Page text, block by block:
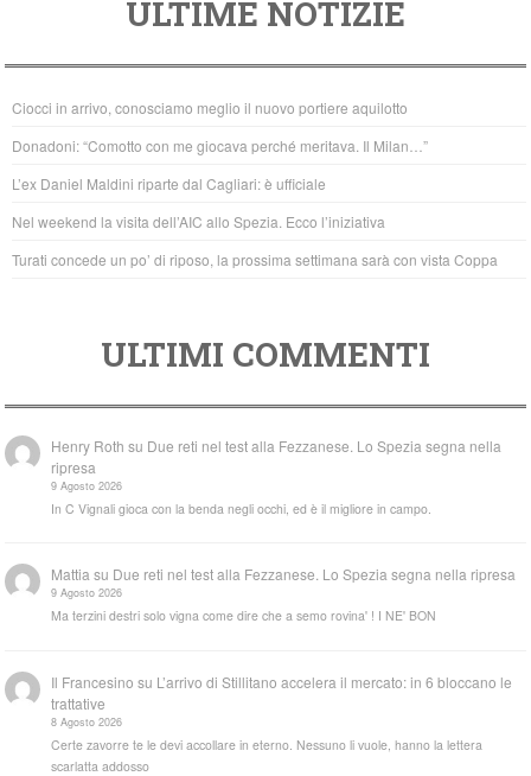
e
b
o
o
k
er
at
s
A
p
p
ULTIME NOTIZIE
Ciocci in arrivo, conosciamo meglio il nuovo portiere aquilotto
Donadoni: “Comotto con me giocava perché meritava. Il Milan…”
L’ex Daniel Maldini riparte dal Cagliari: è ufficiale
Nel weekend la visita dell’AIC allo Spezia. Ecco l’iniziativa
Turati concede un po’ di riposo, la prossima settimana sarà con vista Coppa
ULTIMI COMMENTI
Henry Roth su Due reti nel test alla Fezzanese. Lo Spezia segna nella
ripresa
9 Agosto 2026
In C Vignali gioca con la benda negli occhi, ed è il migliore in campo.
Mattia su Due reti nel test alla Fezzanese. Lo Spezia segna nella ripresa
9 Agosto 2026
Ma terzini destri solo vigna come dire che a semo rovina' ! I NE' BON
Il Francesino su L’arrivo di Stillitano accelera il mercato: in 6 bloccano le
trattative
8 Agosto 2026
Certe zavorre te le devi accollare in eterno. Nessuno li vuole, hanno la lettera
scarlatta addosso